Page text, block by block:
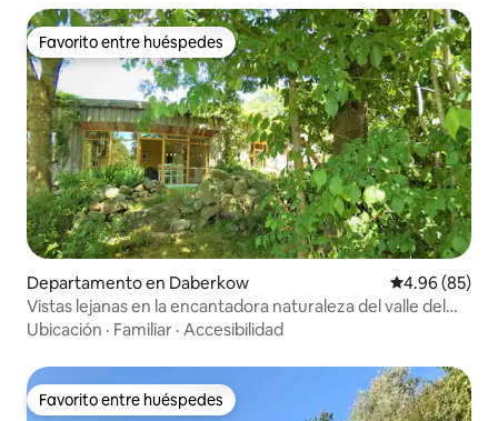
Favorito entre huéspedes
Favorito entre huéspedes
Departamento en Daberkow Calificación
4.96 (85)
Vistas lejanas en la encantadora naturaleza del valle del
peaje
Ubicación · Familiar · Accesibilidad
Favorito entre huéspedes
Favorito entre huéspedes